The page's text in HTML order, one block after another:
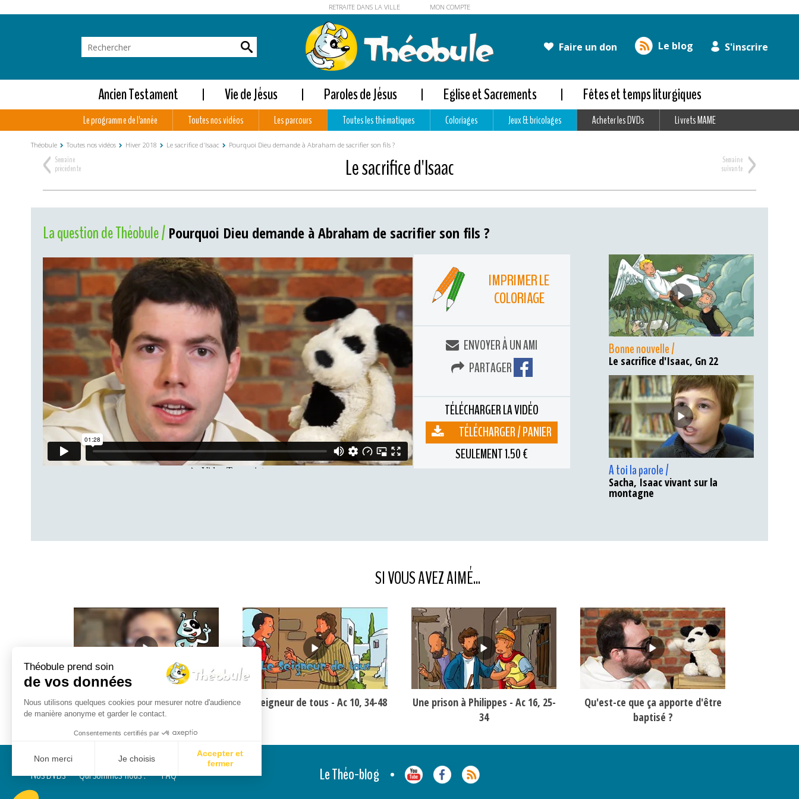
RETRAITE DANS LA VILLE MON COMPTE
Faire un don Le blog S'inscrire
Ancien Testament Vie de Jésus Paroles de Jésus Eglise et Sacrements Fêtes et temps liturgiques
Le programme de l'année Toutes nos vidéos Les parcours Toutes les thématiques Coloriages Jeux & bricolages Acheter les DVDs Livrets MAME
Théobule Toutes nos vidéos Hiver 2018 Le sacrifice d'Isaac Pourquoi Dieu demande à Abraham de sacrifier son fils ?
Le sacrifice d'Isaac
<Semaine
précédente
>
Semaine
suivante
La question de Théobule / Pourquoi Dieu demande à Abraham de sacrifier son fils ?
IMPRIMER LE
COLORIAGE
ENVOYER À UN AMI
PARTAGER
TÉLÉCHARGER LA VIDÉO
TÉLÉCHARGER / PANIER
SEULEMENT 1.50 €
Bonne nouvelle /
Le sacrifice d'Isaac, Gn 22
A toi la parole /
Sacha, Isaac vivant sur la
montagne
SI VOUS AVEZ AIMÉ...
d'être Rémi, Jésus et les baptisés Le Seigneur de tous - Ac 10, 34-48
Une prison à Philippes - Ac 16, 25-
34
Qu'est-ce que ça apporte d'être
baptisé ?
Nos DVDs Qui sommes-nous ? FAQ Le Théo-blog
Théobule prend soin
de vos données
Nous utilisons quelques cookies pour mesurer notre d'audience
de manière anonyme et garder le contact.
Consentements certifiés par
Non merci Je choisis
Accepter et
fermer
Axeptio consent
Plateforme de Gestion du Consentement : Personnalisez vos Options